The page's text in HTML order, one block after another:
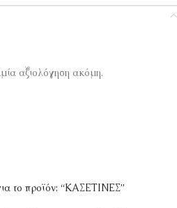
αξιολόγηση ακόμη.
το προϊόν: “ΚΑΣΕΤΙΝΕΣ”